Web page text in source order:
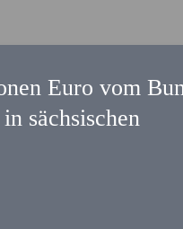
Euro vom
in
Städten